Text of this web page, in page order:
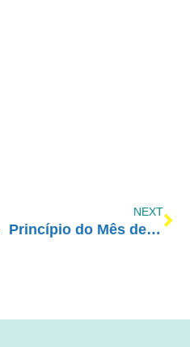
NEXT
Princípio do Mês de Setembro – O Grupo de Apoio